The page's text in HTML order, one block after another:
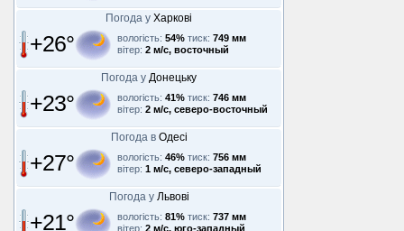
Погода у Харкові
+26° вологість: 54% тиск: 749 мм
вітер: 2 м/с, восточный
Погода у Донецьку
+23° вологість: 41% тиск: 746 мм
вітер: 2 м/с, северо-восточный
Погода в Одесі
+27° вологість: 46% тиск: 756 мм
вітер: 1 м/с, северо-западный
Погода у Львові
+21° вологість: 81% тиск: 737 мм
вітер: 2 м/с, юго-западный